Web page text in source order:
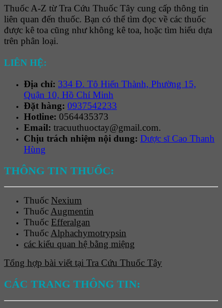
Thuốc A-Z từ Tra Cứu Thuốc Tây cung cấp thông tin
liên quan đến thuốc. Bạn có thể tìm đọc về các thuốc
được kê toa cũng như không kê toa, hoặc tìm hiểu dựa
trên phân loại.
LIÊN HỆ:
Địa chỉ: 334 Đ. Tô Hiến Thành, Phường 15,
Quận 10, Hồ Chí Minh
Đặt hàng: 0937542233
Hotline: 0564435373
Email: tracuuthuoctay@gmail.com.
Chịu trách nhiệm nội dung: Dược sĩ Cao Thanh
Hùng
THÔNG TIN THUỐC:
Thuốc Nexium
ThuốcAugmentin
Thuốc Efferalgan
ThuốcAlphachymotrypsin
các kiểu quan hệ bằng miệng
Tổng hợp bài viết tại Tra Cứu Thuốc Tây
CÁC TRANG THÔNG TIN: